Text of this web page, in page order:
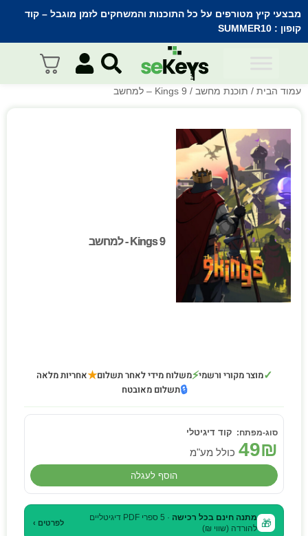
מבצעי קיץ מטורפים על כל התוכנות והמשחקים לזמן מוגבל – קוד
קופון : SUMMER10
עמוד הבית / תוכנת מחשב / 9 Kings – למחשב
9 Kings - למחשב
9 Kings - למחשב
✓מוצר מקורי ורשמי⚡משלוח מידי לאחר תשלום★אחריות מלאה
🔒תשלום מאובטח
קוד דיגיטלי
49₪ כולל מע"מ
הוסף לעגלה
🎁 מתנה חינם בכל רכישה
· 5 ספרי PDF דיגיטליים
להורדה (שווי ₪)
לפרטים ›